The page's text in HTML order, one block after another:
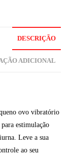
DESCRIÇÃO
ADICIONAL
ovo vibratório
estimulação
Leve a sua
ao seu